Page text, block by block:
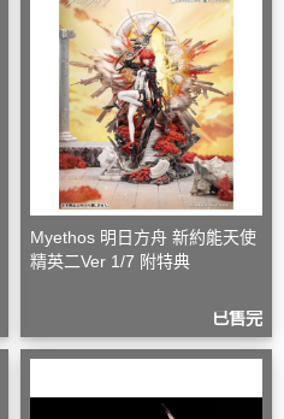
Myethos 明日方舟 新約能天使
精英二Ver 1/7 附特典
已售完